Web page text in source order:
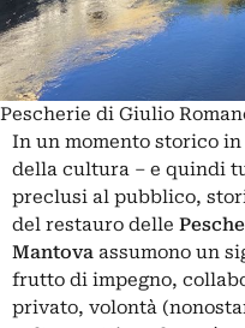
Pescherie di Giulio
In un momento storico
della cultura – e quindi
preclusi al pubblico,
del restauro delle
Mantova assumono un
frutto di impegno,
privato, volontà